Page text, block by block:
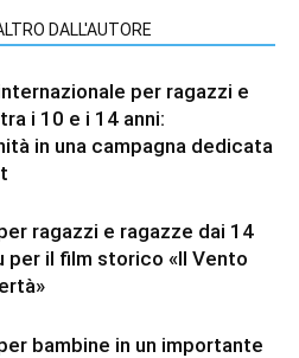
DALL'AUTORE
per ragazzi e
i 10 e i 14 anni:
in una campagna dedicata
ragazzi e ragazze dai 14
per il film storico «Il Vento
bambine in un importante